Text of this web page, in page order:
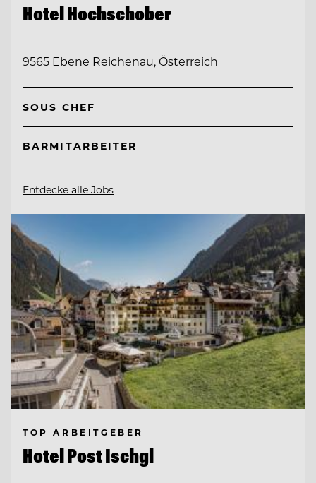
Hotel Hochschober
9565 Ebene Reichenau, Österreich
SOUS CHEF
BARMITARBEITER
Entdecke alle Jobs
TOP ARBEITGEBER
Hotel Post Ischgl